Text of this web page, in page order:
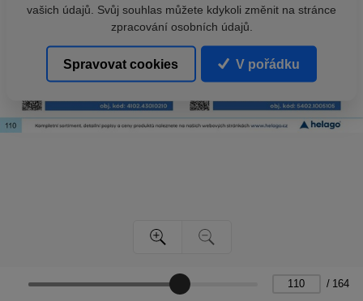
/ 164
vašich údajů. Svůj souhlas můžete kdykoli změnit na stránce
zpracování osobních údajů.
Spravovat cookies V pořádku